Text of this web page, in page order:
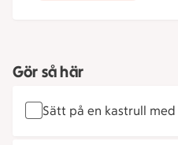
Gör så här
Sätt på en kastrull